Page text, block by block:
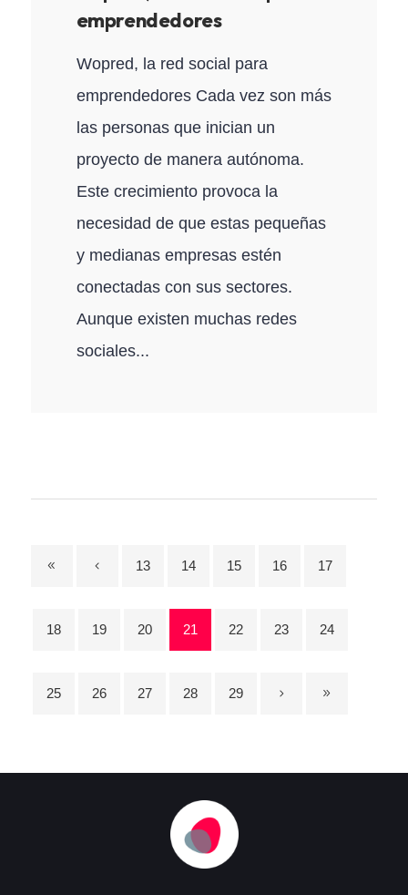
emprendedores
Wopred, la red social para
emprendedores Cada vez son más
las personas que inician un
proyecto de manera autónoma.
Este crecimiento provoca la
necesidad de que estas pequeñas
y medianas empresas estén
conectadas con sus sectores.
Aunque existen muchas redes
sociales...
13 14 15 16 17
18 19 20 21 22 23 24
25 26 27 28 29